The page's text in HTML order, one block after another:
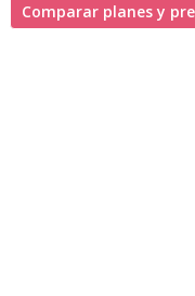
Comparar planes y